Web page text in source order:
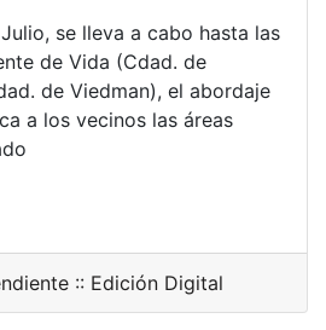
se lleva a cabo hasta las
de Vida (Cdad. de
de Viedman), el abordaje
a los vecinos las áreas
:: Edición Digital